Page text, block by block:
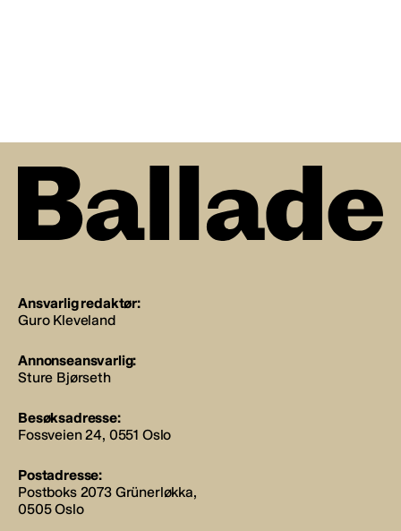
Ansvarlig redaktør:
Guro Kleveland
Annonseansvarlig:
Sture Bjørseth
Besøksadresse:
Fossveien 24, 0551 Oslo
Postadresse:
Postboks 2073 Grünerløkka,
0505 Oslo